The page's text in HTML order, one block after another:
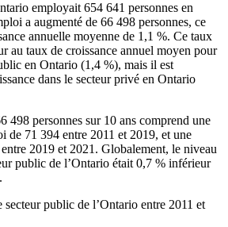
employait 654 641 personnes en
a augmenté de 66 498 personnes, ce
annuelle moyenne de 1,1 %. Ce taux
au taux de croissance annuel moyen pour
en Ontario (1,4 %), mais il est
dans le secteur privé en Ontario
498 personnes sur 10 ans comprend une
de 71 394 entre 2011 et 2019, et une
2019 et 2021. Globalement, le niveau
public de l’Ontario était 0,7 % inférieur
secteur public de l’Ontario entre 2011 et